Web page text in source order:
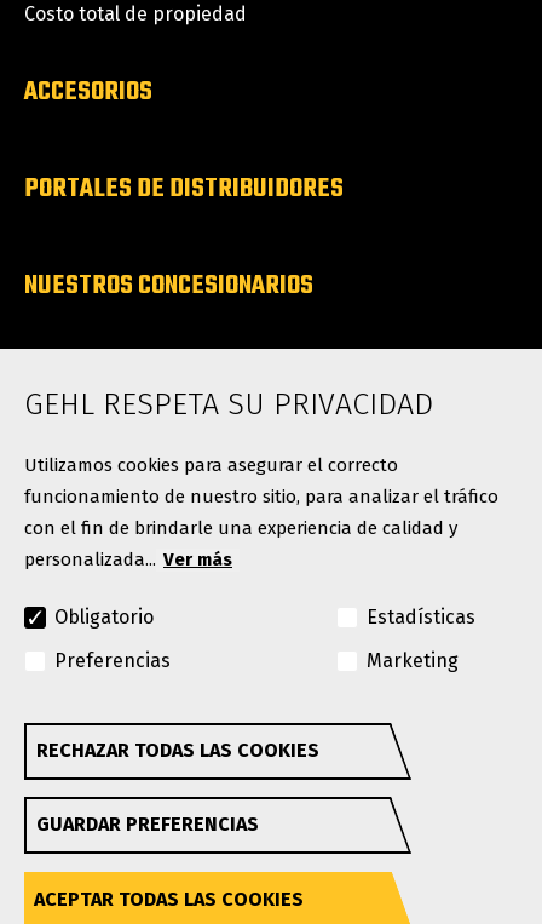
Costo total de propiedad
ACCESORIOS
PORTALES DE DISTRIBUIDORES
NUESTROS CONCESIONARIOS
SOBRE NOSOTROS
Contacto
Une marca Manitou Group
GEHL se reserva el derecho de añadir mejoras o
realizar cambios en las especificaciones en cualquier
momento sin previo aviso ni obligación.
Política de privacidad Condiciones de uso Accesibilidad
GEHL RESPETA SU PRIVACIDAD
Utilizamos cookies para asegurar el correcto
funcionamiento de nuestro sitio, para analizar el tráfico
con el fin de brindarle una experiencia de calidad y
personalizada... Ver más
Obligatorio
Estadísticas
Preferencias
Marketing
RECHAZAR TODAS LAS COOKIES
GUARDAR PREFERENCIAS
ACEPTAR TODAS LAS COOKIES
Withdraw consent